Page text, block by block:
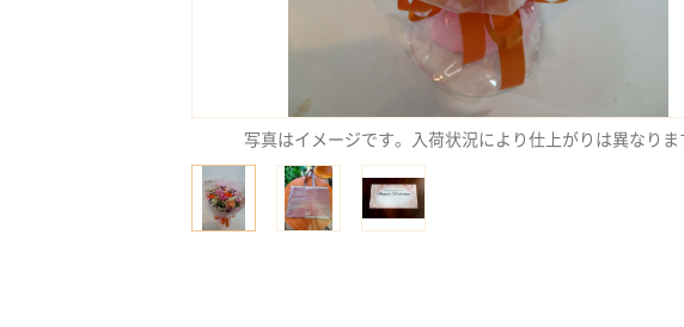
写真はイメージです。入荷状況により仕上がりは異なりま